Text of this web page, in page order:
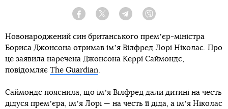
Facebook Twitter Telegram
Новонароджений син британського премʼєр-міністра
Бориса Джонсона отримав імʼя Вілфред Лорі Ніколас. Про
це заявила наречена Джонсона Керрі Саймондс,
повідомляє The Guardian.
Саймондс пояснила, що імʼя Вілфред дали дитині на честь
дідуся премʼєра, імʼя Лорі — на честь її діда, а імʼя Ніколас